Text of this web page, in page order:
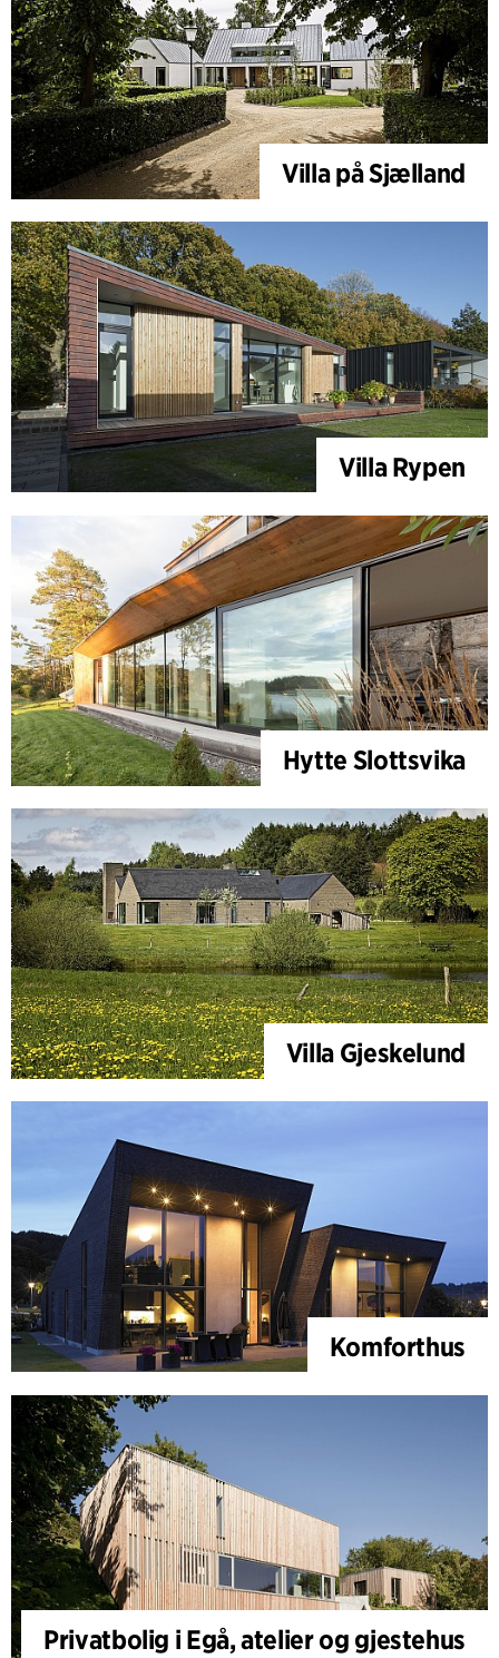
Villa på Sjælland
Villa Rypen
Hytte Slottsvika
Villa Gjeskelund
Komforthus
Privatbolig i Egå, atelier og gjestehus